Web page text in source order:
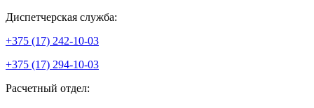
Диспетчерская служба:
+375 (17) 242-10-03
+375 (17) 294-10-03
Расчетный отдел: